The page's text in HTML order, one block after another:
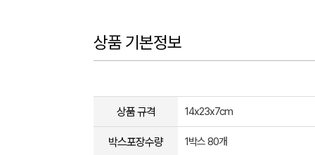
상품 기본정보
상품 규격 14x23x7cm
박스포장수량 1박스 80개